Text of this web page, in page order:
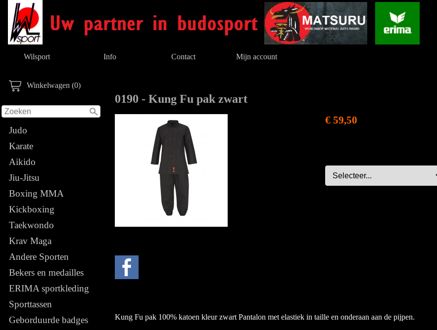
Wilsport Info Contact Mijn account
Winkelwagen (0)
Judo
Karate
Aikido
Jiu-Jitsu
Boxing MMA
Kickboxing
Taekwondo
Krav Maga
Andere Sporten
Bekers en medailles
ERIMA sportkleding
Sporttassen
Geborduurde badges
0190 - Kung Fu pak zwart
€ 59,50
Kung Fu pak 100% katoen kleur zwart Pantalon met elastiek in taille en onderaan aan de pijpen.